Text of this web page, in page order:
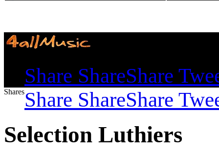
Share ShareShare
SharesShare ShareShare
Selection Luthiers